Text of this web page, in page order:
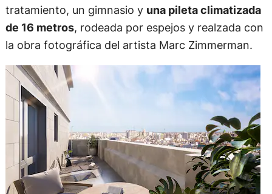
tratamiento, un gimnasio y una pileta climatizada
de 16 metros, rodeada por espejos y realzada con
la obra fotográfica del artista Marc Zimmerman.